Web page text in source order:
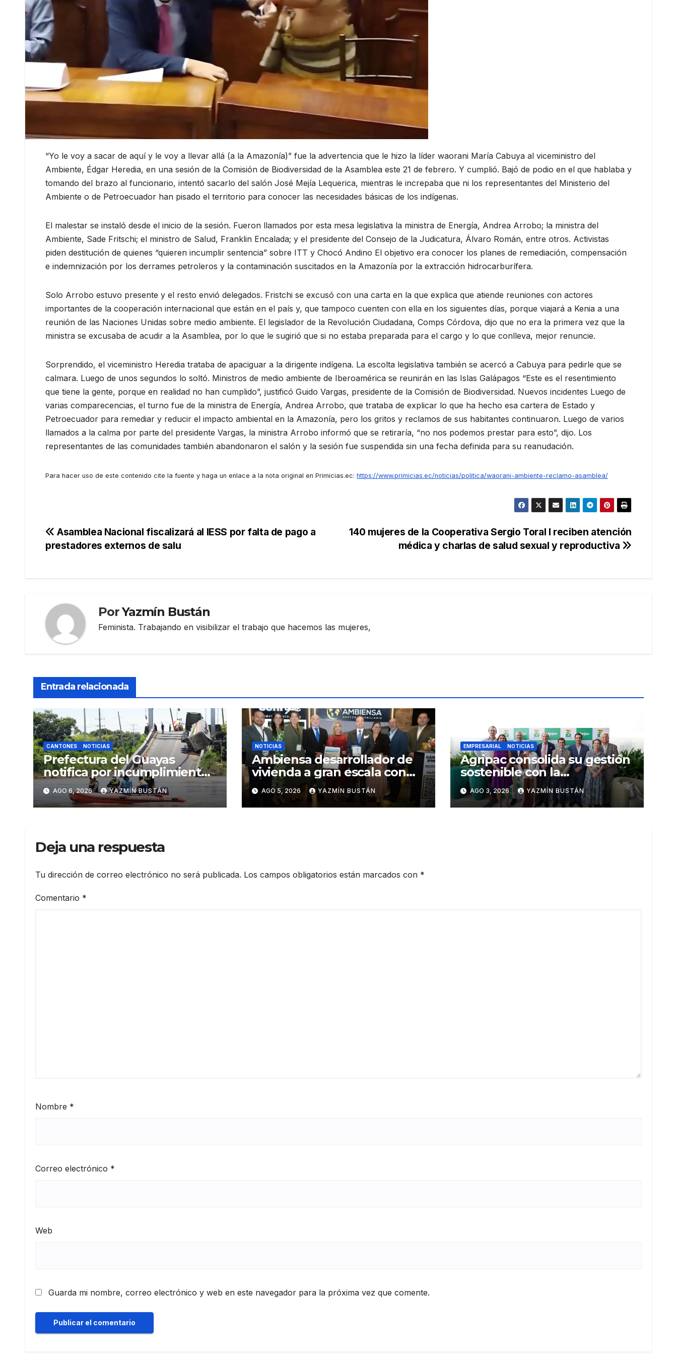
“Yo le voy a sacar de aquí y le voy a llevar allá (a la Amazonía)” fue la advertencia que le hizo la líder waorani María Cabuya al viceministro del
Ambiente, Édgar Heredia, en una sesión de la Comisión de Biodiversidad de la Asamblea este 21 de febrero. Y cumplió. Bajó de podio en el que hablaba y
tomando del brazo al funcionario, intentó sacarlo del salón José Mejía Lequerica, mientras le increpaba que ni los representantes del Ministerio del
Ambiente o de Petroecuador han pisado el territorio para conocer las necesidades básicas de los indígenas.
El malestar se instaló desde el inicio de la sesión. Fueron llamados por esta mesa legislativa la ministra de Energía, Andrea Arrobo; la ministra del
Ambiente, Sade Fritschi; el ministro de Salud, Franklin Encalada; y el presidente del Consejo de la Judicatura, Álvaro Román, entre otros. Activistas
piden destitución de quienes “quieren incumplir sentencia” sobre ITT y Chocó Andino El objetivo era conocer los planes de remediación, compensación
e indemnización por los derrames petroleros y la contaminación suscitados en la Amazonía por la extracción hidrocarburífera.
Solo Arrobo estuvo presente y el resto envió delegados. Fristchi se excusó con una carta en la que explica que atiende reuniones con actores
importantes de la cooperación internacional que están en el país y, que tampoco cuenten con ella en los siguientes días, porque viajará a Kenia a una
reunión de las Naciones Unidas sobre medio ambiente. El legislador de la Revolución Ciudadana, Comps Córdova, dijo que no era la primera vez que la
ministra se excusaba de acudir a la Asamblea, por lo que le sugirió que si no estaba preparada para el cargo y lo que conlleva, mejor renuncie.
Sorprendido, el viceministro Heredia trataba de apaciguar a la dirigente indígena. La escolta legislativa también se acercó a Cabuya para pedirle que se
calmara. Luego de unos segundos lo soltó. Ministros de medio ambiente de Iberoamérica se reunirán en las Islas Galápagos “Este es el resentimiento
que tiene la gente, porque en realidad no han cumplido”, justificó Guido Vargas, presidente de la Comisión de Biodiversidad. Nuevos incidentes Luego de
varias comparecencias, el turno fue de la ministra de Energía, Andrea Arrobo, que trataba de explicar lo que ha hecho esa cartera de Estado y
Petroecuador para remediar y reducir el impacto ambiental en la Amazonía, pero los gritos y reclamos de sus habitantes continuaron. Luego de varios
llamados a la calma por parte del presidente Vargas, la ministra Arrobo informó que se retiraría, “no nos podemos prestar para esto”, dijo. Los
representantes de las comunidades también abandonaron el salón y la sesión fue suspendida sin una fecha definida para su reanudación.
Para hacer uso de este contenido cite la fuente y haga un enlace a la nota original en Primicias.ec: https://www.primicias.ec/noticias/politica/waorani-ambiente-reclamo-asamblea/
Navegación
de
140 mujeres de la Cooperativa Sergio Toral I reciben atención
médica y charlas de salud sexual y reproductiva
Asamblea Nacional fiscalizará al IESS por falta de pago a
prestadores externos de salu
PorYazmín Bustán
Feminista. Trabajando en visibilizar el trabajo que hacemos las mujeres,
Entrada relacionada
CANTONES NOTICIAS
Prefectura del Guayas
notifica por incumplimiento
contractual a la
Concesionaria CONORTE y
exige celeridad en
Daule
AGO 6, 2026 YAZMÍN BUSTÁN
NOTICIAS
Ambiensa desarrollador de
vivienda a gran escala con
estándares internacionales
de sostenibilidad
AGO 5, 2026 YAZMÍN BUSTÁN
EMPRESARIAL NOTICIAS
Agripac consolida su gestión
sostenible con la
presentación de su octava
Memoria de Sostenibilidad
AGO 3, 2026 YAZMÍN BUSTÁN
Deja una respuesta
Tu dirección de correo electrónico no será publicada. Los campos obligatorios están marcados con *
Comentario *
Nombre *
Correo electrónico *
Web
Guarda mi nombre, correo electrónico y web en este navegador para la próxima vez que comente.